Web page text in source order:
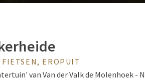
EROPUIT
van Van der Valk de Molenhoek